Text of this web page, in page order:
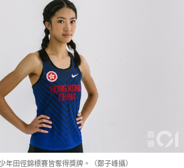
年田徑錦標賽皆奪得獎牌。（鄭子峰攝）